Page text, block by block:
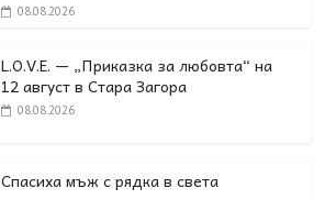
08.08.2026
L.O.V.E. — „Приказка за любовта“ на
12 август в Стара Загора
08.08.2026
Спасиха мъж с рядка в света